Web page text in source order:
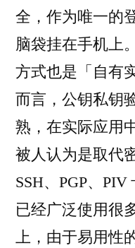
全，作为唯一的
脑袋挂在手机上
方式也是「自有
而言，公钥私钥
熟，在实际应用
被人认为是取代
SSH、PGP、
已经广泛使用很
上，由于易用性